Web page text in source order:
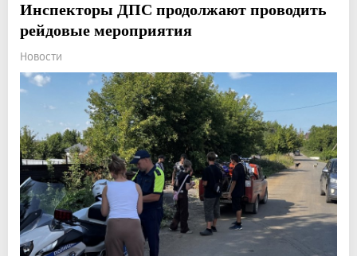
Инспекторы ДПС продолжают проводить
рейдовые мероприятия
Новости